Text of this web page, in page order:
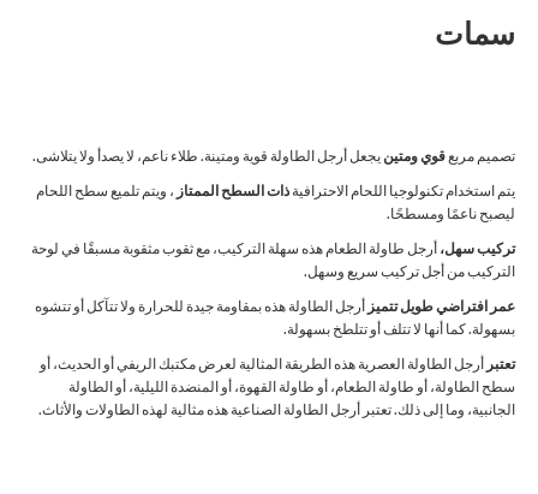
سمات
تصميم مربعقوي ومتين يجعل أرجل الطاولة قوية ومتينة. طلاء ناعم، لا يصدأ ولا يتلاشى.
يتم استخدام تكنولوجيا اللحام الاحترافيةذات السطح الممتاز ، ويتم تلميع سطح اللحام
ليصبح ناعمًا ومسطحًا.
تركيب سهل، أرجل طاولة الطعام هذه سهلة التركيب، مع ثقوب مثقوبة مسبقًا في لوحة
التركيب من أجل تركيب سريع وسهل.
عمر افتراضي طويل تتميز أرجل الطاولة هذه بمقاومة جيدة للحرارة ولا تتآكل أو تتشوه
بسهولة. كما أنها لا تتلف أو تتلطخ بسهولة.
تعتبر أرجل الطاولة العصرية هذه الطريقة المثالية لعرض مكتبك الريفي أو الحديث، أو
سطح الطاولة، أو طاولة الطعام، أو طاولة القهوة، أو المنضدة الليلية، أو الطاولة
الجانبية، وما إلى ذلك. تعتبر أرجل الطاولة الصناعية هذه مثالية لهذه الطاولات والأثاث.